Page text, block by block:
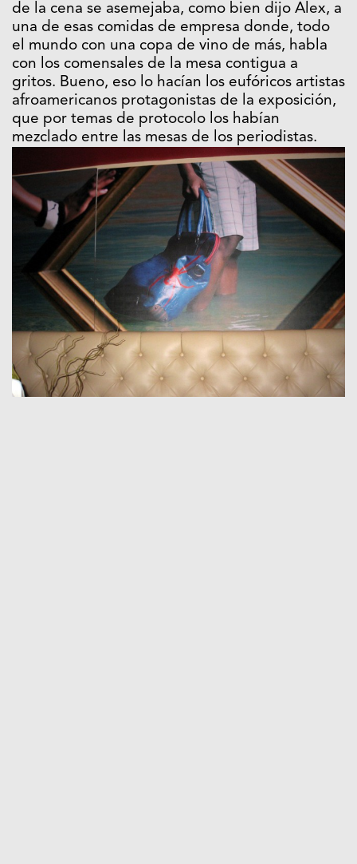
de la cena se asemejaba, como bien dijo Alex, a
una de esas comidas de empresa donde, todo
el mundo con una copa de vino de más, habla
con los comensales de la mesa contigua a
gritos. Bueno, eso lo hacían los eufóricos artistas
afroamericanos protagonistas de la exposición,
que por temas de protocolo los habían
mezclado entre las mesas de los periodistas.